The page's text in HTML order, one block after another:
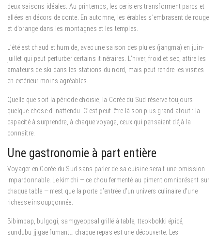
deux saisons idéales. Au printemps, les cerisiers transforment parcs et
allées en décors de conte. En automne, les érables s’embrasent de rouge
et d’orange dans les montagnes et les temples.
L’été est chaud et humide, avec une saison des pluies (jangma) en juin-
juillet qui peut perturber certains itinéraires. L’hiver, froid et sec, attire les
amateurs de ski dans les stations du nord, mais peut rendre les visites
en extérieur moins agréables.
Quelle que soit la période choisie, la Corée du Sud réserve toujours
quelque chose d’inattendu. C’est peut-être là son plus grand atout : la
capacité à surprendre, à chaque voyage, ceux qui pensaient déjà la
connaître.
Une gastronomie à part entière
Voyager en Corée du Sud sans parler de sa cuisine serait une omission
impardonnable. Le kimchi — ce chou fermenté au piment omniprésent sur
chaque table — n’est que la porte d’entrée d’un univers culinaire d’une
richesse insoupçonnée.
Bibimbap, bulgogi, samgyeopsal grillé à table, tteokbokki épicé,
sundubu jjigae fumant… chaque repas est une découverte. Les